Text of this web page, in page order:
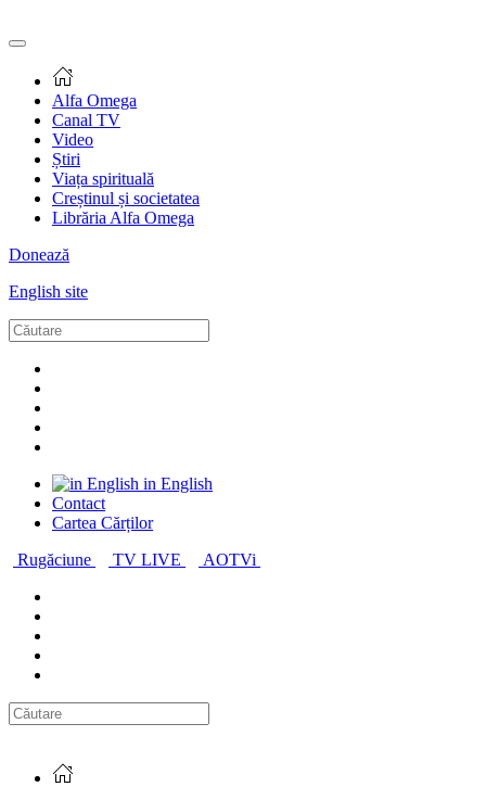
Alfa Omega
Canal TV
Video
Știri
Viața spirituală
Creștinul și societatea
Librăria Alfa Omega
Donează
English site
in English
Contact
Cartea Cărților
Rugăciune
TV LIVE AOTVi